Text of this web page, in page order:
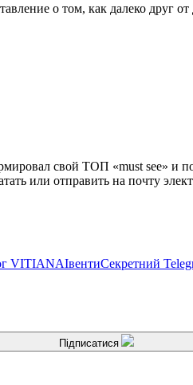
о том, как далеко друг от
свой ТОП «must see» и
или отправить на почту
VITIANAІвентиСекретний
Підписатися